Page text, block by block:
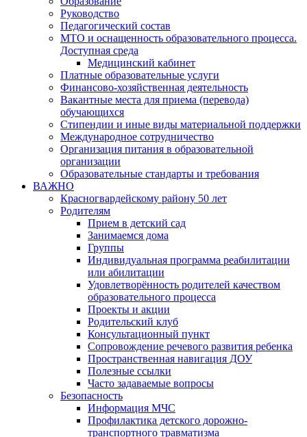
Руководство
Педагогический состав
МТО и оснащенность образовательного процесса.
Доступная среда
Медицинский кабинет
Платные образовательные услуги
Финансово-хозяйственная деятельность
Вакантные места для приема (перевода)
обучающихся
Стипендии и иные виды материальной поддержки
Международное сотрудничество
Организация питания в образовательной
организации
Образовательные стандарты и требования
ВАЖНО
Красногвардейскому району 50 лет
Родителям
Прием в детский сад
Занимаемся дома
Группы
Индивидуальная программа реабилитации
или абилитации
Удовлетворённость родителей качеством
образовательного процесса
Проекты и акции
Родительский клуб
Консультационный пункт
Сопровождение речевого развития ребенка
Пространственная навигация ДОУ
Полезные ссылки
Часто задаваемые вопросы
Безопасность
Информация МЧС
Профилактика детского дорожно-
транспортного травматизма